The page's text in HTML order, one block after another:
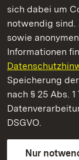
sich dabei um
notwendig sind.
sowie
Informationen
Speicherung
nach § 25 Abs.
DSGVO.
Nur
Staatliche
Staatliche
Kontakt
Erklärung zur